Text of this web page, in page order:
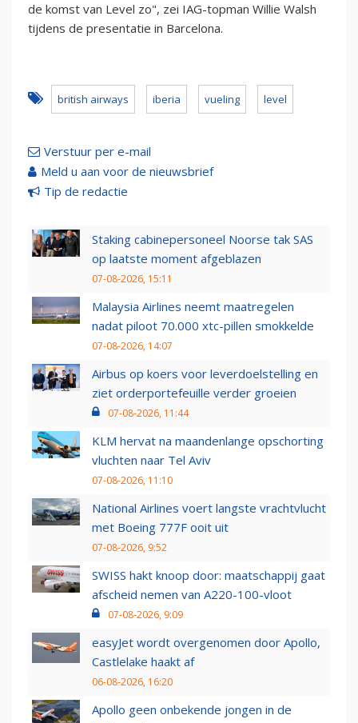
de komst van Level zo", zei IAG-topman Willie Walsh
tijdens de presentatie in Barcelona.
british airways iberia vueling level
Verstuur per e-mail
Meld u aan voor de nieuwsbrief
Tip de redactie
Staking cabinepersoneel Noorse tak SAS
op laatste moment afgeblazen
07-08-2026, 15:11
Malaysia Airlines neemt maatregelen
nadat piloot 70.000 xtc-pillen smokkelde
07-08-2026, 14:07
Airbus op koers voor leverdoelstelling en
ziet orderportefeuille verder groeien
07-08-2026, 11:44
KLM hervat na maandenlange opschorting
vluchten naar Tel Aviv
07-08-2026, 11:10
National Airlines voert langste vrachtvlucht
met Boeing 777F ooit uit
07-08-2026, 9:52
SWISS hakt knoop door: maatschappij gaat
afscheid nemen van A220-100-vloot
07-08-2026, 9:09
easyJet wordt overgenomen door Apollo,
Castlelake haakt af
06-08-2026, 16:20
Apollo geen onbekende jongen in de